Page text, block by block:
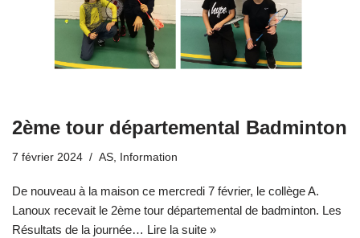
2ème tour départemental Badminton
7 février 2024 AS, Information
De nouveau à la maison ce mercredi 7 février, le collège A.
Lanoux recevait le 2ème tour départemental de badminton. Les
Résultats de la journée… Lire la suite »